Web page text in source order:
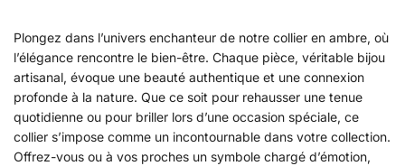
Plongez dans l’univers enchanteur de notre collier en ambre, où
l’élégance rencontre le bien-être. Chaque pièce, véritable bijou
artisanal, évoque une beauté authentique et une connexion
profonde à la nature. Que ce soit pour rehausser une tenue
quotidienne ou pour briller lors d’une occasion spéciale, ce
collier s’impose comme un incontournable dans votre collection.
Offrez-vous ou à vos proches un symbole chargé d’émotion,